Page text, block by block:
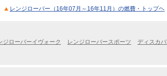
レンジローバー（16年07月～16年11月）の燃費・トップヘ
ジローバーイヴォーク レンジローバースポーツ ディスカ